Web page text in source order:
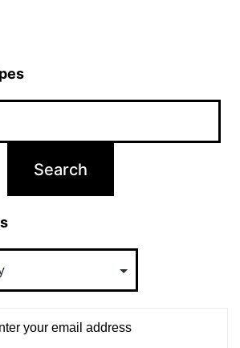
your email address